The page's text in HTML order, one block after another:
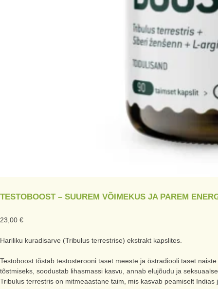
TESTOBOOST – SUUREM VÕIMEKUS JA PAREM
23,00 €
Hariliku kuradisarve (Tribulus terrestrise) ekstrakt kapslites.
Testoboost tõstab testosterooni taset meeste ja östradiooli taset
tõstmiseks, soodustab lihasmassi kasvu, annab elujõudu ja
Tribulus terrestris on mitmeaastane taim, mis kasvab peamiselt Indias